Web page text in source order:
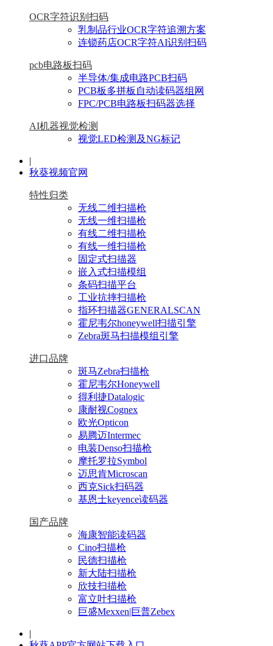
OCR字符识别扫码
乳制品行业OCR字符追溯方案
连锁药店OCR字符AI识别扫码
pcb电路板扫码
半导体/集成电路PCB扫码
PCB板多拼板自动读码器组网
FPC/PCB电路板扫码器选择
AI机器视觉检测
视觉LED检测及NG标记
|
秋葵视频官网
特性归类
无线二维扫描枪
无线一维扫描枪
有线二维扫描枪
有线一维扫描枪
固定式扫描器
嵌入式扫描模组
条码扫描平台
工业抗摔扫描枪
指环扫描器GENERALSCAN
霍尼韦尔honeywell扫描引擎
Zebra斑马扫描模组引擎
进口品牌
斑马Zebra扫描枪
霍尼韦尔Honeywell
得利捷Datalogic
康耐视Cognex
欧光Opticon
易腾迈Intermec
电装Denso扫描枪
摩托罗拉Symbol
迈思肯Microscan
西克Sick扫码器
基恩士keyence读码器
国产品牌
海康智能读码器
Cino扫描枪
民德扫描枪
新大陆扫描枪
欣技扫描枪
富立叶扫描枪
巨盛Mexxen|巨普Zebex
|